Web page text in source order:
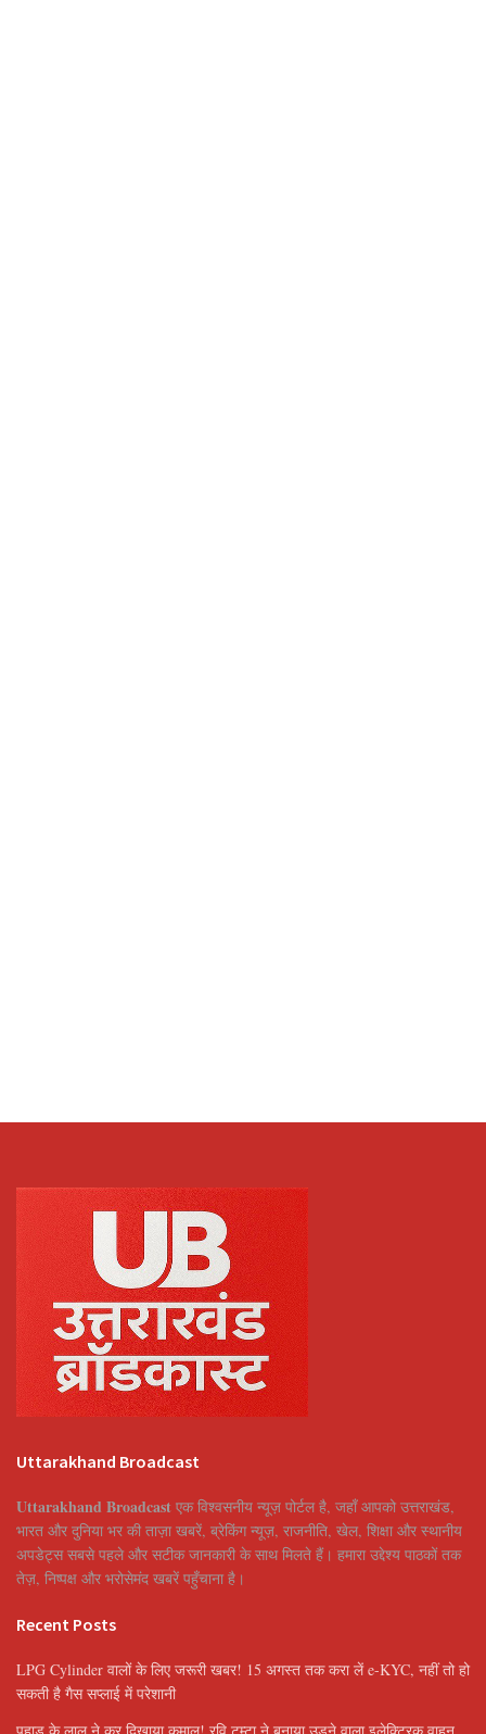
Uttarakhand Broadcast
Uttarakhand Broadcast एक विश्वसनीय न्यूज़ पोर्टल है, जहाँ आपको उत्तराखंड,
भारत और दुनिया भर की ताज़ा खबरें, ब्रेकिंग न्यूज़, राजनीति, खेल, शिक्षा और स्थानीय
अपडेट्स सबसे पहले और सटीक जानकारी के साथ मिलते हैं। हमारा उद्देश्य पाठकों तक
तेज़, निष्पक्ष और भरोसेमंद खबरें पहुँचाना है।
Recent Posts
LPG Cylinder वालों के लिए जरूरी खबर! 15 अगस्त तक करा लें e-KYC, नहीं तो हो
सकती है गैस सप्लाई में परेशानी
पहाड़ के लाल ने कर दिखाया कमाल! रवि टम्टा ने बनाया उड़ने वाला इलेक्ट्रिक वाहन